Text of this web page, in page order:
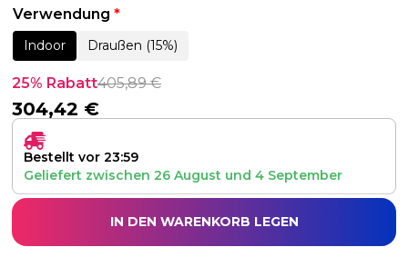
Verwendung *
Indoor Draußen (15%)
25% Rabatt405,89€
304,42 €
Bestellt vor 23:59
Geliefert zwischen 26 August und 4 September
IN DEN WARENKORB LEGEN